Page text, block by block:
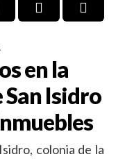
en la
Isidro
colonia de la